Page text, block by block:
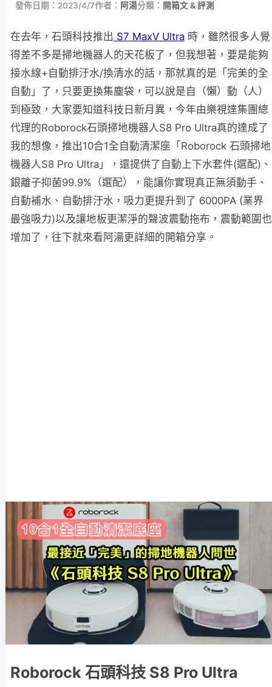
發佈日期：2023/4/7作者： 阿湯分類： 開箱文 & 評測
在去年，石頭科技推出 S7 MaxV Ultra 時，雖然很多人覺
得差不多是掃地機器人的天花板了，但我想著，要是能夠
接水線+自動排汙水/換清水的話，那就真的是「完美的全
自動」了，只要更換集塵袋，可以說是自（懶）動（人）
到極致，大家要知道科技日新月異，今年由樂視達集團總
代理的Roborock石頭掃地機器人S8 Pro Ultra真的達成了
我的想像，推出10合1全自動清潔座「Roborock 石頭掃地
機器人S8 Pro Ultra」，還提供了自動上下水套件(選配)、
銀離子抑菌99.9%（選配），能讓你實現真正無須動手、
自動補水、自動排汙水，吸力更提升到了 6000PA (業界
最強吸力)以及讓地板更潔淨的聲波震動拖布，震動範圍也
增加了，往下就來看阿湯更詳細的開箱分享。
Roborock 石頭科技 S8 Pro Ultra